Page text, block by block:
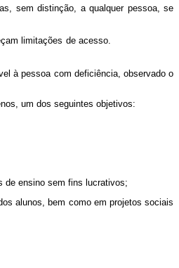
sem distinção, a qualquer pessoa, se
limitações de acesso.
à pessoa com deficiência, observado o
um dos seguintes objetivos:
de ensino sem fins lucrativos;
alunos, bem como em projetos sociais